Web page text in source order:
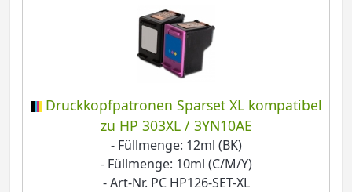
Druckkopfpatronen Sparset XL kompatibel
zu HP 303XL / 3YN10AE
- Füllmenge: 12ml (BK)
- Füllmenge: 10ml (C/M/Y)
- Art-Nr. PC HP126-SET-XL